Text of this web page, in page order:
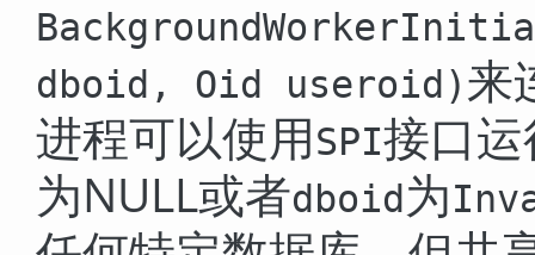
dboid , Oid useroid )来
进程可以使用SPI接口
为NULL或者dboid 为